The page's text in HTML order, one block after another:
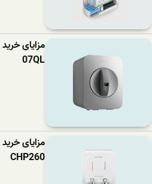
07QL
مزایای
CHP260